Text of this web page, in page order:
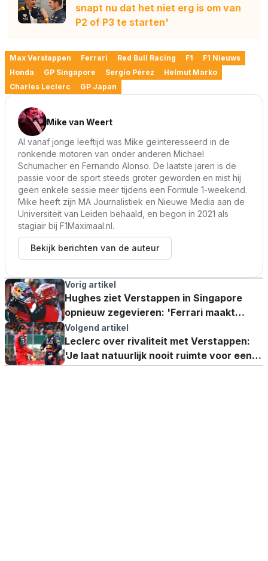
snapt nu dat het niet erg is om van
P2 of P3 te starten'
Max Verstappen Ferrari Red Bull Racing F1
F1 Nieuws
Honda
GP Singapore Sergio Pérez
Helmut Marko
Charles Leclerc
GP Japan
Mike van Weert
Al vanaf jonge leeftijd was Mike geïnteresseerd in de
ronkende motoren van onder anderen Michael
Schumacher en Fernando Alonso. De laatste jaren is de
passie voor de sport steeds groter geworden en mist hij
geen enkele sessie meer tijdens een Formule 1-weekend.
Mike heeft zijn MA Journalistiek en Nieuwe Media aan de
Universiteit van Leiden behaald, en begon in 2021 als
stagiair bij F1Maximaal.nl.
Bekijk berichten van de auteur
Vorig artikel
Hughes ziet Verstappen in Singapore
opnieuw zegevieren: 'Ferrari maakt
weinig kans'
Volgend artikel
Leclerc over rivaliteit met Verstappen:
'Je laat natuurlijk nooit ruimte voor een
ander'